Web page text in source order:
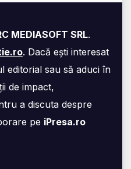
MEDIASOFT SRL.
. Dacă ești interesat
editorial sau să aduci în
de impact,
a discuta despre
pe iPresa.ro